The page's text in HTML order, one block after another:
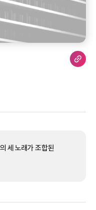
세 노래가 조합된